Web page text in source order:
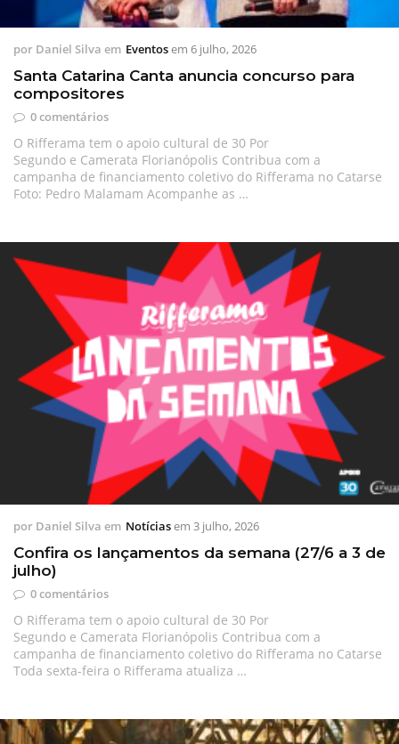
por Daniel Silva em Eventosem 6 julho, 2026
Santa Catarina Canta anuncia concurso para
compositores
0 comentários
O Rifferama tem o apoio cultural de 30 Por
Segundo e Camerata Florianópolis Contribua com a
campanha de financiamento coletivo do Rifferama no Catarse
Foto: Pedro Malamam Acompanhe as …
por Daniel Silva em Notíciasem 3 julho, 2026
Confira os lançamentos da semana (27/6 a 3 de
julho)
0 comentários
O Rifferama tem o apoio cultural de 30 Por
Segundo e Camerata Florianópolis Contribua com a
campanha de financiamento coletivo do Rifferama no Catarse
Toda sexta-feira o Rifferama atualiza …